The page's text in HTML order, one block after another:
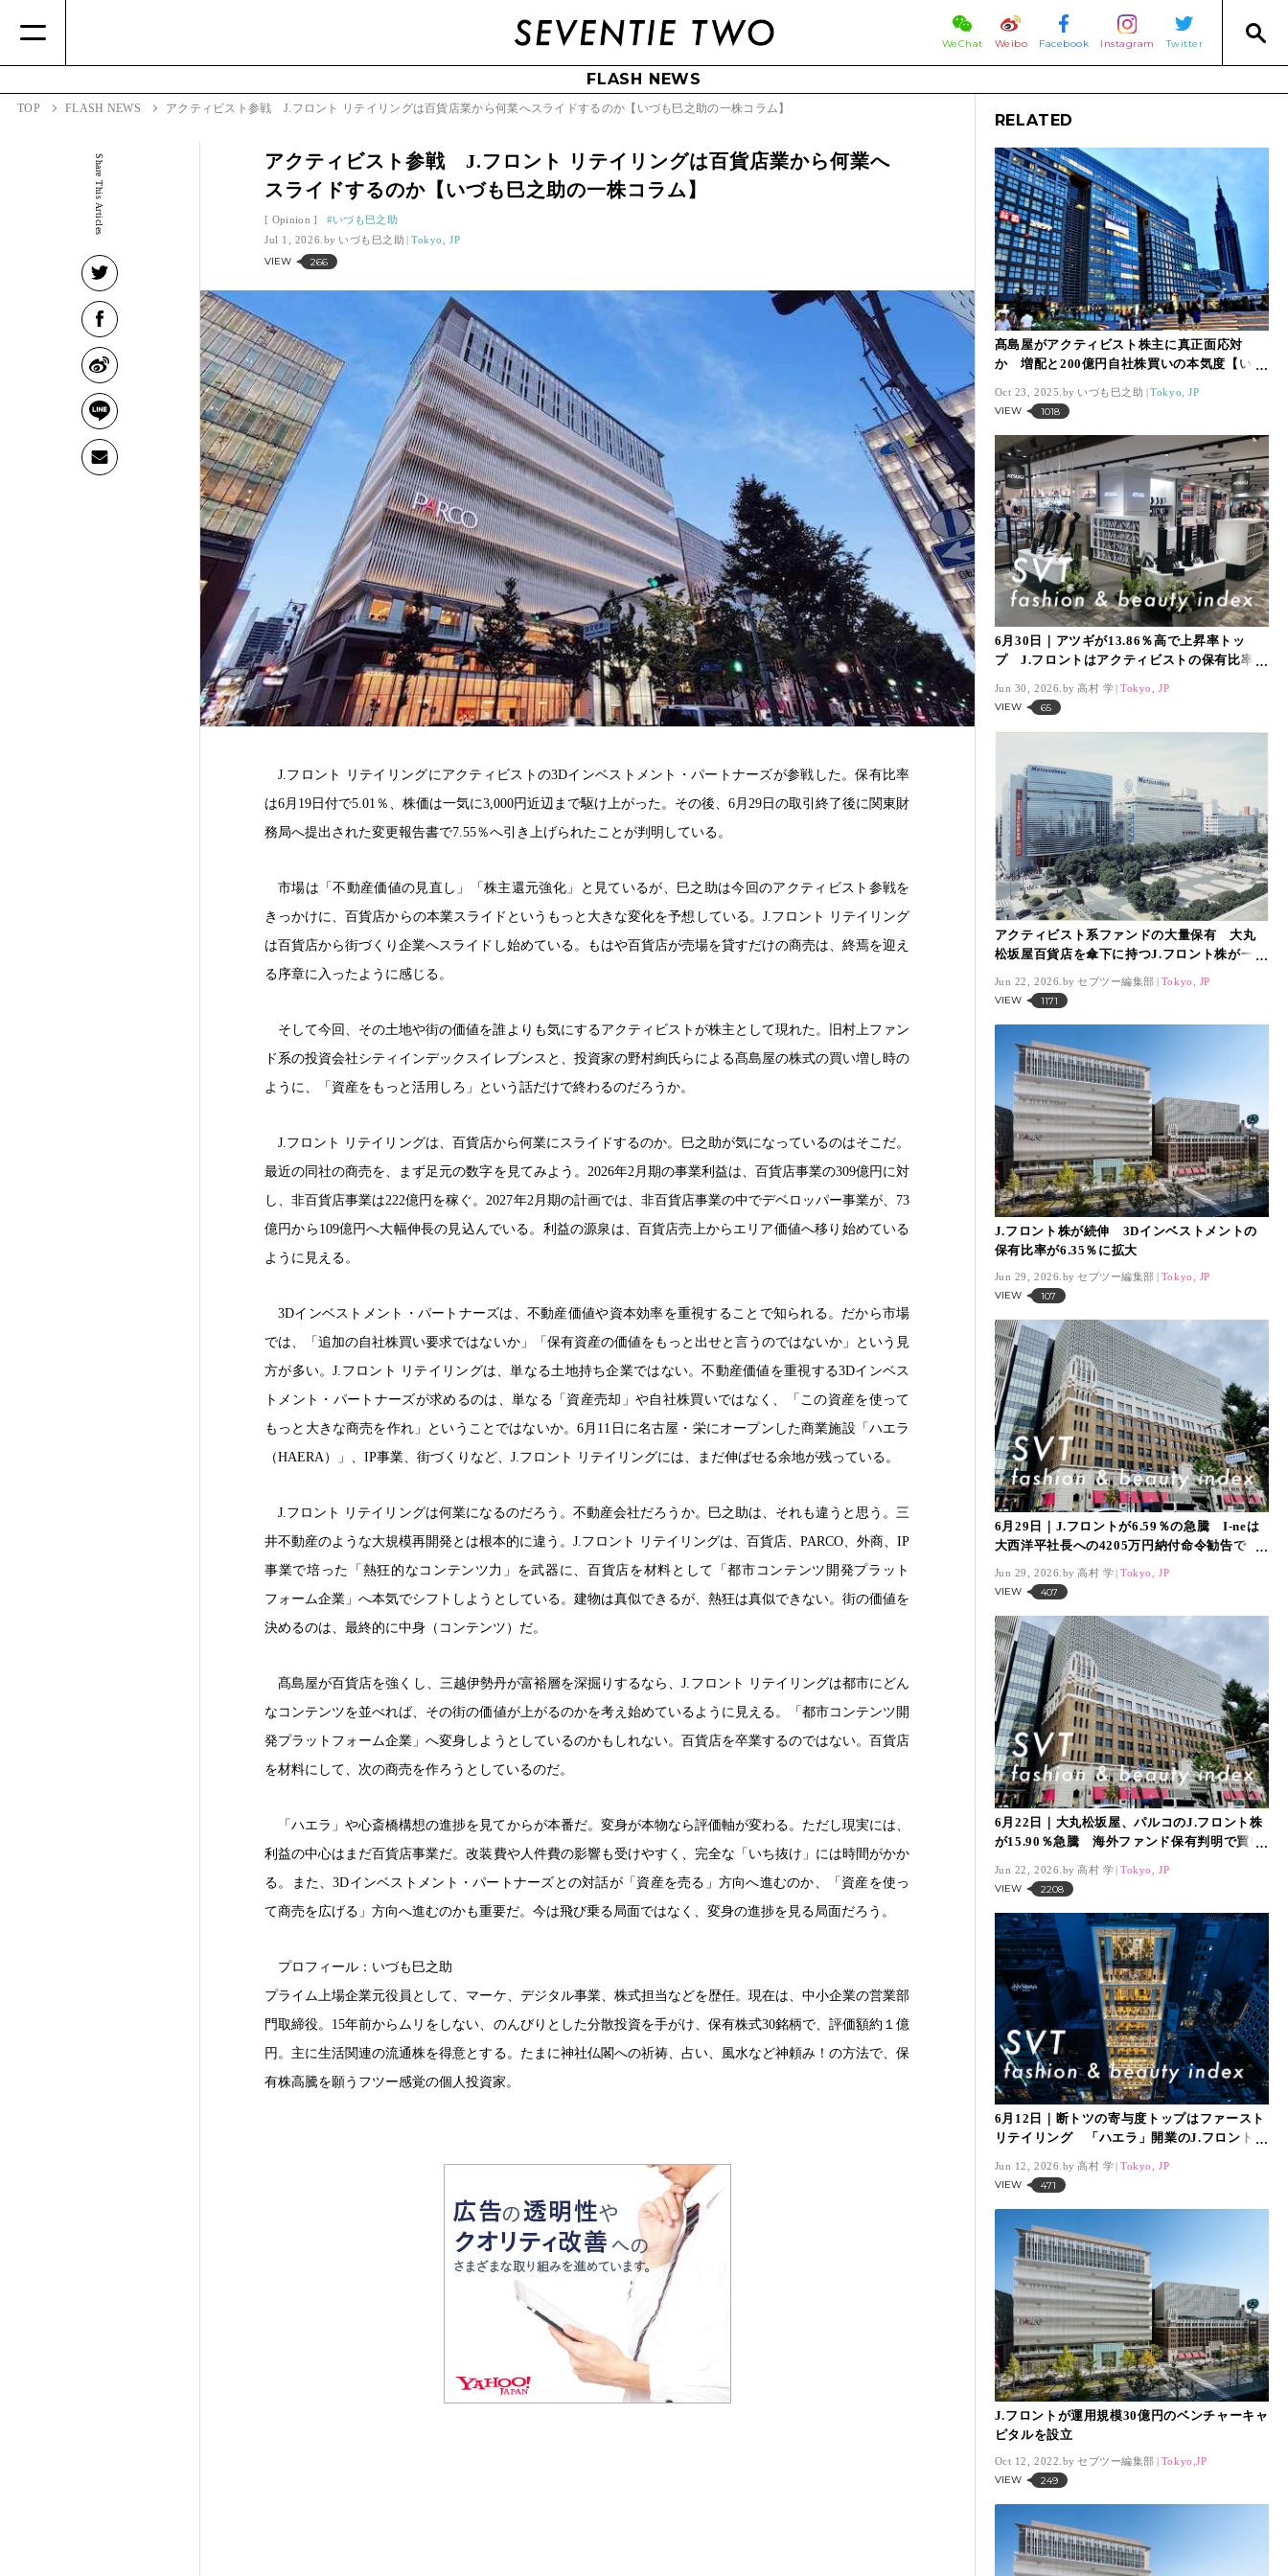
WeChat Weibo Facebook Instagram Twitter
FLASH NEWS
TOP FLASH NEWS アクティビスト参戦 J.フロント リテイリングは百貨店業から何業へスライドするのか【いづも巳之助の一株コラム】
Share This Articles
アクティビスト参戦 J.フロント リテイリングは百貨店業から何業へ
スライドするのか【いづも巳之助の一株コラム】
Opinion
いづも巳之助
Jul 1, 2026.
いづも巳之助 Tokyo, JP
VIEW 266
J.フロント リテイリングにアクティビストの3Dインベストメント・パートナーズが参戦した。保有比率
は6月19日付で5.01％、株価は一気に3,000円近辺まで駆け上がった。その後、6月29日の取引終了後に関東財
務局へ提出された変更報告書で7.55％へ引き上げられたことが判明している。
市場は「不動産価値の見直し」「株主還元強化」と見ているが、巳之助は今回のアクティビスト参戦を
きっかけに、百貨店からの本業スライドというもっと大きな変化を予想している。J.フロント リテイリング
は百貨店から街づくり企業へスライドし始めている。もはや百貨店が売場を貸すだけの商売は、終焉を迎え
る序章に入ったように感じる。
そして今回、その土地や街の価値を誰よりも気にするアクティビストが株主として現れた。旧村上ファン
ド系の投資会社シティインデックスイレブンスと、投資家の野村絢氏らによる髙島屋の株式の買い増し時の
ように、「資産をもっと活用しろ」という話だけで終わるのだろうか。
J.フロント リテイリングは、百貨店から何業にスライドするのか。巳之助が気になっているのはそこだ。
最近の同社の商売を、まず足元の数字を見てみよう。2026年2月期の事業利益は、百貨店事業の309億円に対
し、非百貨店事業は222億円を稼ぐ。2027年2月期の計画では、非百貨店事業の中でデベロッパー事業が、73
億円から109億円へ大幅伸長の見込んでいる。利益の源泉は、百貨店売上からエリア価値へ移り始めている
ように見える。
3Dインベストメント・パートナーズは、不動産価値や資本効率を重視することで知られる。だから市場
では、「追加の自社株買い要求ではないか」「保有資産の価値をもっと出せと言うのではないか」という見
方が多い。J.フロント リテイリングは、単なる土地持ち企業ではない。不動産価値を重視する3Dインベス
トメント・パートナーズが求めるのは、単なる「資産売却」や自社株買いではなく、「この資産を使って
もっと大きな商売を作れ」ということではないか。6月11日に名古屋・栄にオープンした商業施設「ハエラ
（HAERA）」、IP事業、街づくりなど、J.フロント リテイリングには、まだ伸ばせる余地が残っている。
J.フロント リテイリングは何業になるのだろう。不動産会社だろうか。巳之助は、それも違うと思う。三
井不動産のような大規模再開発とは根本的に違う。J.フロント リテイリングは、百貨店、PARCO、外商、IP
事業で培った「熱狂的なコンテンツ力」を武器に、百貨店を材料として「都市コンテンツ開発プラット
フォーム企業」へ本気でシフトしようとしている。建物は真似できるが、熱狂は真似できない。街の価値を
決めるのは、最終的に中身（コンテンツ）だ。
髙島屋が百貨店を強くし、三越伊勢丹が富裕層を深掘りするなら、J.フロント リテイリングは都市にどん
なコンテンツを並べれば、その街の価値が上がるのかを考え始めているように見える。「都市コンテンツ開
発プラットフォーム企業」へ変身しようとしているのかもしれない。百貨店を卒業するのではない。百貨店
を材料にして、次の商売を作ろうとしているのだ。
「ハエラ」や心斎橋構想の進捗を見てからが本番だ。変身が本物なら評価軸が変わる。ただし現実には、
利益の中心はまだ百貨店事業だ。改装費や人件費の影響も受けやすく、完全な「いち抜け」には時間がかか
る。また、3Dインベストメント・パートナーズとの対話が「資産を売る」方向へ進むのか、「資産を使っ
て商売を広げる」方向へ進むのかも重要だ。今は飛び乗る局面ではなく、変身の進捗を見る局面だろう。
プロフィール：いづも巳之助
プライム上場企業元役員として、マーケ、デジタル事業、株式担当などを歴任。現在は、中小企業の営業部
門取締役。15年前からムリをしない、のんびりとした分散投資を手がけ、保有株式30銘柄で、評価額約１億
円。主に生活関連の流通株を得意とする。たまに神社仏閣への祈祷、占い、風水など神頼み！の方法で、保
有株高騰を願うフツー感覚の個人投資家。
RELATED
髙島屋がアクティビスト株主に真正面応対
か 増配と200億円自社株買いの本気度【いづ
Oct 23, 2025. いづも巳之助 Tokyo, JP
VIEW 1018
6月30日｜アツギが13.86％高で上昇率トッ
プ J.フロントはアクティビストの保有比率が
イント
Jun 30, 2026. 高村 学 Tokyo, JP
VIEW 65
アクティビスト系ファンドの大量保有 大丸
松坂屋百貨店を傘下に持つJ.フロント株が一時
Jun 22, 2026. セブツー編集部 Tokyo, JP
VIEW 1171
J.フロント株が続伸 3Dインベストメントの
保有比率が6.35％に拡大
Jun 29, 2026. セブツー編集部 Tokyo, JP
VIEW 107
6月29日｜J.フロントが6.59％の急騰 I-neは
大西洋平社長への4205万円納付命令勧告で
14,193ポイント
Jun 29, 2026. 高村 学 Tokyo, JP
VIEW 407
6月22日｜大丸松坂屋、パルコのJ.フロント株
が15.90％急騰 海外ファンド保有判明で買い
Jun 22, 2026. 高村 学 Tokyo, JP
VIEW 2208
6月12日｜断トツの寄与度トップはファースト
リテイリング 「ハエラ」開業のJ.フロントは
ポイント
Jun 12, 2026. 高村 学 Tokyo, JP
VIEW 471
J.フロントが運用規模30億円のベンチャーキャ
ピタルを設立
Oct 12, 2022. セブツー編集部 Tokyo,JP
VIEW 249